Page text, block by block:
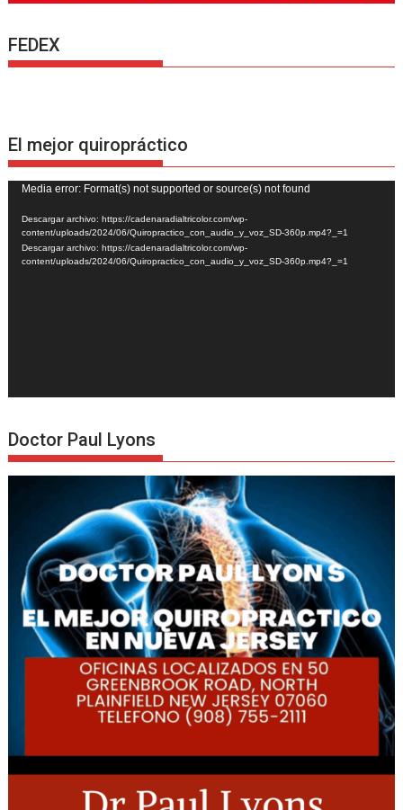
FEDEX
El mejor quiropráctico
Reproductor
de
vídeo
Media error: Format(s) not supported or source(s) not found
Descargar archivo: https://cadenaradialtricolor.com/wp-
content/uploads/2024/06/Quiropractico_con_audio_y_voz_SD-360p.mp4?_=1
Descargar archivo: https://cadenaradialtricolor.com/wp-
content/uploads/2024/06/Quiropractico_con_audio_y_voz_SD-360p.mp4?_=1
Doctor Paul Lyons